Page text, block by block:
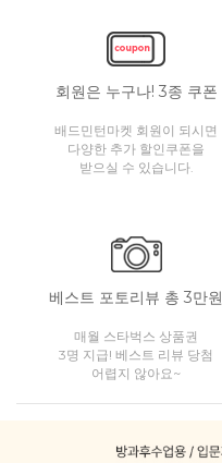
회원은 누구나! 3종 쿠폰
배드민턴마켓 회원이 되시면
다양한 추가 할인쿠폰을
받으실 수 있습니다.
베스트 포토리뷰 총 3만원
매월 스타벅스 상품권
3명 지급! 베스트 리뷰 당첨
어렵지 않아요~